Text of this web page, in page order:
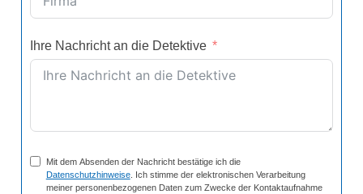
Ihre Nachricht an die Detektive
Mit dem Absenden der Nachricht bestätige ich die
Datenschutzhinweise. Ich stimme der elektronischen Verarbeitung
meiner personenbezogenen Daten zum Zwecke der Kontaktaufnahme